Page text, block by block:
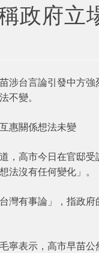
政府立
涉台言論引發中方
不變。
惠關係想法未變
，高市今日在官邸
法沒有任何變化」。
灣有事論」，指政
寧表示，高市早苗